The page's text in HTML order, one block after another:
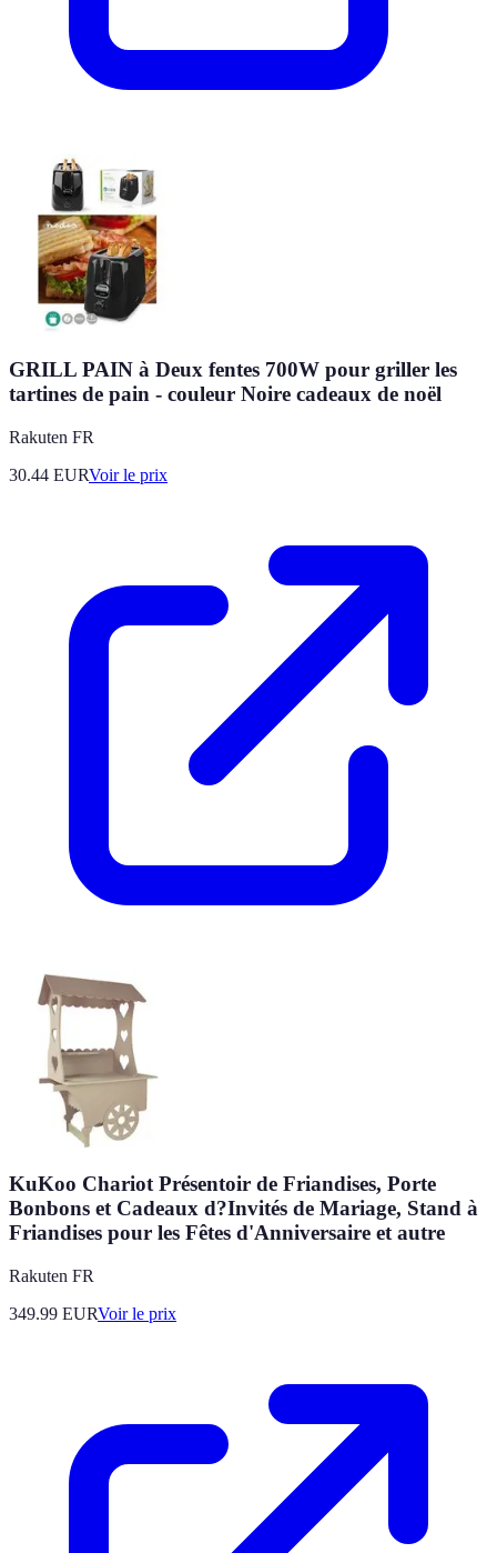
GRILL PAIN à Deux fentes 700W pour griller les
tartines de pain - couleur Noire cadeaux de noël
Rakuten FR
30.44 EURVoir le prix
KuKoo Chariot Présentoir de Friandises, Porte
Bonbons et Cadeaux d?Invités de Mariage, Stand à
Friandises pour les Fêtes d'Anniversaire et autre
Rakuten FR
349.99 EURVoir le prix